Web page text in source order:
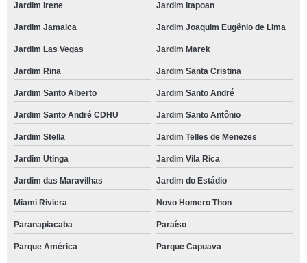
Jardim Irene Jardim Itapoan
Jardim Jamaica Jardim Joaquim Eugênio de Lima
Jardim Las Vegas Jardim Marek
Jardim Rina Jardim Santa Cristina
Jardim Santo Alberto Jardim Santo André
Jardim Santo André CDHU Jardim Santo Antônio
Jardim Stella Jardim Telles de Menezes
Jardim Utinga Jardim Vila Rica
Jardim das Maravilhas Jardim do Estádio
Miami Riviera Novo Homero Thon
Paranapiacaba Paraíso
Parque América Parque Capuava